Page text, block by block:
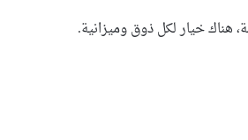
هناك خيار لكل ذوق وميزانية.